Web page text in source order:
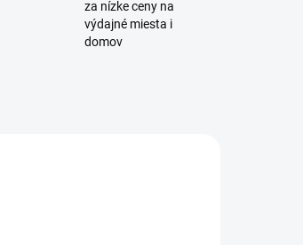
za nízke ceny na
výdajné miesta i
domov